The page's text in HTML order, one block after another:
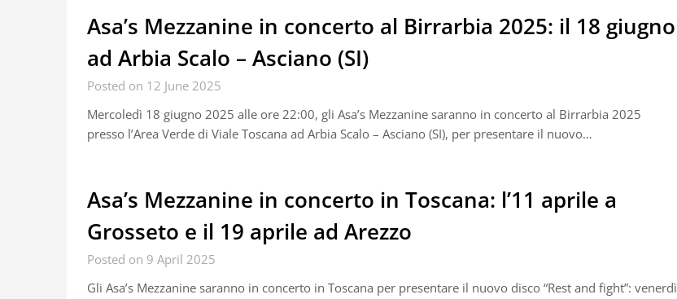
Asa’s Mezzanine in concerto al Birrarbia 2025: il 18 giugno
ad Arbia Scalo – Asciano (SI)
Posted on 12 June 2025
Mercoledì 18 giugno 2025 alle ore 22:00, gli Asa’s Mezzanine saranno in concerto al Birrarbia 2025
presso l’Area Verde di Viale Toscana ad Arbia Scalo – Asciano (SI), per presentare il nuovo…
Asa’s Mezzanine in concerto in Toscana: l’11 aprile a
Grosseto e il 19 aprile ad Arezzo
Posted on 9 April 2025
Gli Asa’s Mezzanine saranno in concerto in Toscana per presentare il nuovo disco “Rest and fight”: venerdì